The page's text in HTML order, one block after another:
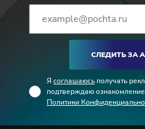
СЛЕДИТЬ ЗА
Я соглашаюсь получать
подтверждаю
Политики